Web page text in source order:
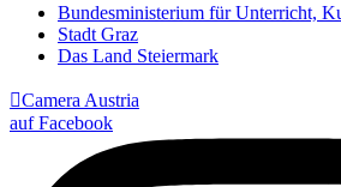
Bundesministerium für Unterricht,
Stadt Graz
Das Land Steiermark
Camera Austria
auf Facebook